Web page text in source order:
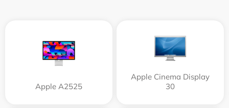
Apple А2525
Apple Cinema Display
30